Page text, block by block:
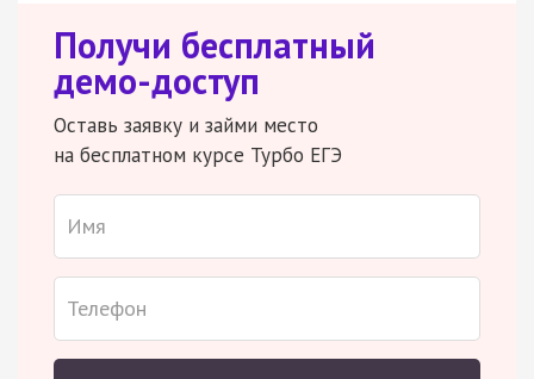
Получи бесплатный
демо-доступ
Оставь заявку и займи место
на бесплатном курсе Турбо ЕГЭ